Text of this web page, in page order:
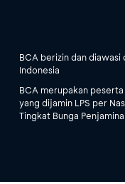
BCA berizin dan diawasi
Indonesia
BCA merupakan peserta
yang dijamin LPS per
Tingkat Bunga